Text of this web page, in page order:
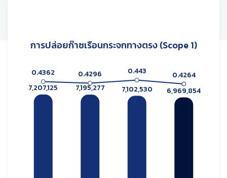
การปล่อยก๊าซเรือนกระจกทางตรง (Scope 1)